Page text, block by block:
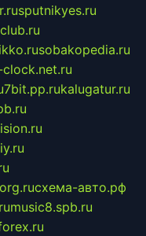
sputnikyes.ru
sobakopedia.ru
7bit.pp.rukalugatur.ru
схема-авто.рф
music8.spb.ru